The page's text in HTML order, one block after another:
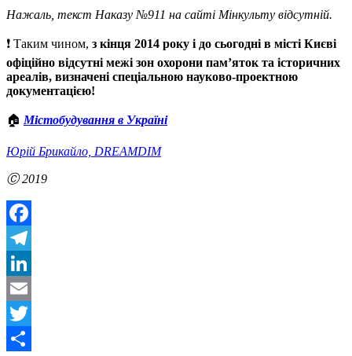
Нажаль, текст Наказу №911 на сайті Мінкульту відсутній.
❗️ Таким чином, з кінця 2014 року і до сьогодні в місті Києві
офіційно відсутні межі зон охорони пам’яток та історичних
ареалів, визначені спеціальною науково-проектною
документацією!
🏠 Містобудування в Україні
Юрій Брикайло, DREAMDIM
Ⓒ 2019
Facebook
Telegram
LinkedIn
Email
Twitter